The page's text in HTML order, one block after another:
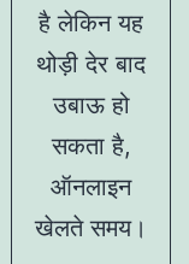
है लेकिन यह
थोड़ी देर बाद
उबाऊ हो
सकता है,
ऑनलाइन
खेलते समय।